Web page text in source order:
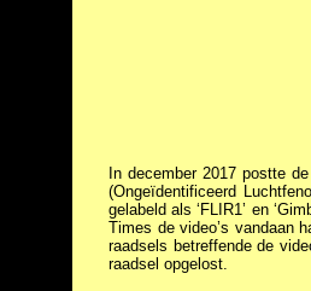
In december 2017 postte
(Ongeïdentificeerd
gelabeld als ‘FLIR1’ en
Times de video’s vandaan
raadsels betreffende de
raadsel opgelost.